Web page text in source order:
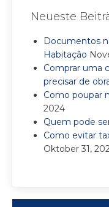
Neueste
Documentos
Habitação
Comprar uma
precisar de
Como poupar
2024
Quem pode
Como evitar
Oktober 31,